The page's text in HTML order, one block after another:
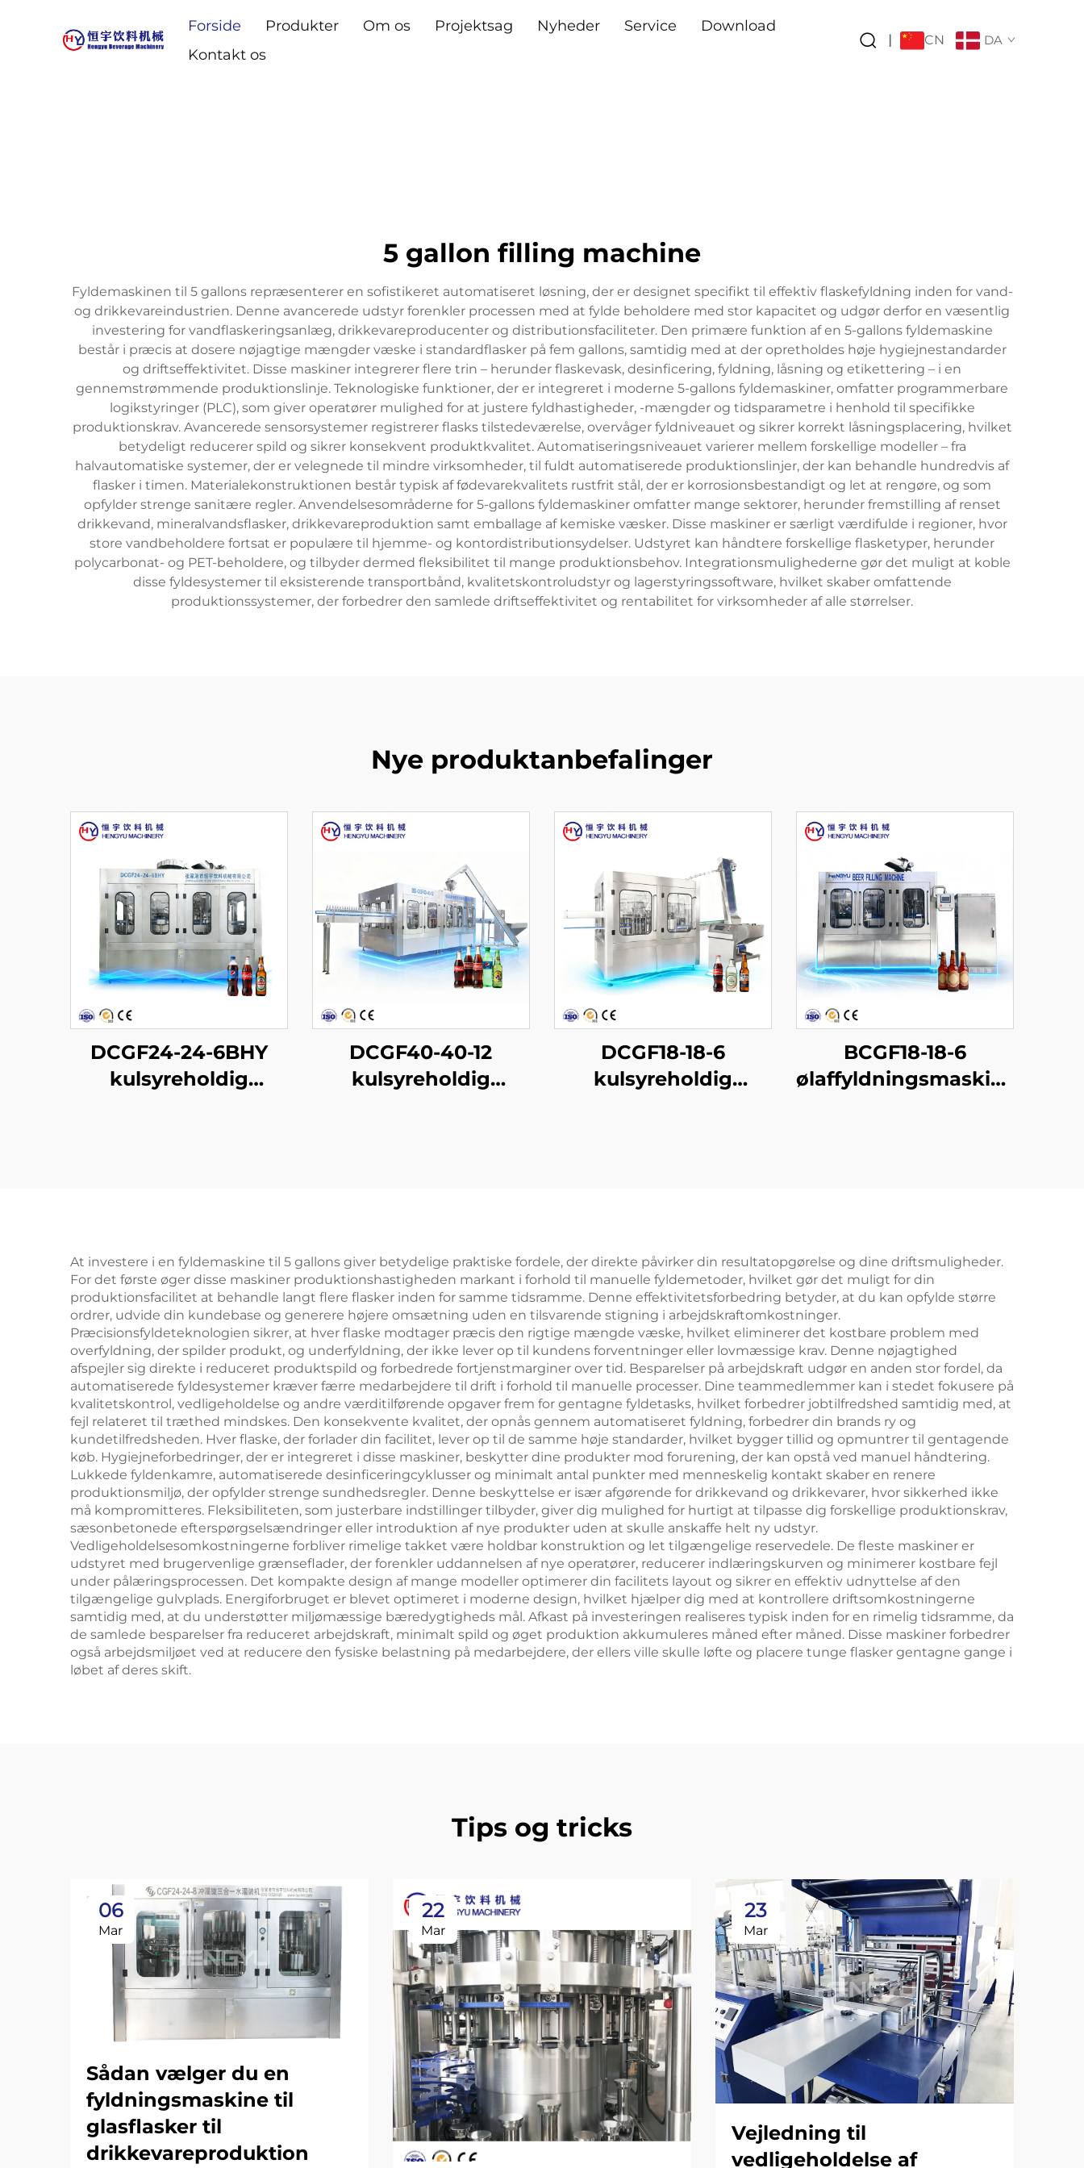
Forside Produkter Om os Projektsag Nyheder Service
Download
Kontakt os
| CN DA
5 gallon filling machine
Fyldemaskinen til 5 gallons repræsenterer en sofistikeret automatiseret løsning, der er designet specifikt til effektiv flaskefyldning inden for vand-
og drikkevareindustrien. Denne avancerede udstyr forenkler processen med at fylde beholdere med stor kapacitet og udgør derfor en væsentlig
investering for vandflaskeringsanlæg, drikkevareproducenter og distributionsfaciliteter. Den primære funktion af en 5-gallons fyldemaskine
består i præcis at dosere nøjagtige mængder væske i standardflasker på fem gallons, samtidig med at der opretholdes høje hygiejnestandarder
og driftseffektivitet. Disse maskiner integrerer flere trin – herunder flaskevask, desinficering, fyldning, låsning og etikettering – i en
gennemstrømmende produktionslinje. Teknologiske funktioner, der er integreret i moderne 5-gallons fyldemaskiner, omfatter programmerbare
logikstyringer (PLC), som giver operatører mulighed for at justere fyldhastigheder, -mængder og tidsparametre i henhold til specifikke
produktionskrav. Avancerede sensorsystemer registrerer flasks tilstedeværelse, overvåger fyldniveauet og sikrer korrekt låsningsplacering, hvilket
betydeligt reducerer spild og sikrer konsekvent produktkvalitet. Automatiseringsniveauet varierer mellem forskellige modeller – fra
halvautomatiske systemer, der er velegnede til mindre virksomheder, til fuldt automatiserede produktionslinjer, der kan behandle hundredvis af
flasker i timen. Materialekonstruktionen består typisk af fødevarekvalitets rustfrit stål, der er korrosionsbestandigt og let at rengøre, og som
opfylder strenge sanitære regler. Anvendelsesområderne for 5-gallons fyldemaskiner omfatter mange sektorer, herunder fremstilling af renset
drikkevand, mineralvandsflasker, drikkevareproduktion samt emballage af kemiske væsker. Disse maskiner er særligt værdifulde i regioner, hvor
store vandbeholdere fortsat er populære til hjemme- og kontordistributionsydelser. Udstyret kan håndtere forskellige flasketyper, herunder
polycarbonat- og PET-beholdere, og tilbyder dermed fleksibilitet til mange produktionsbehov. Integrationsmulighederne gør det muligt at koble
disse fyldesystemer til eksisterende transportbånd, kvalitetskontroludstyr og lagerstyringssoftware, hvilket skaber omfattende
produktionssystemer, der forbedrer den samlede driftseffektivitet og rentabilitet for virksomheder af alle størrelser.
Nye produktanbefalinger
DCGF24-24-6BHY
kulsyreholdig
DCGF40-40-12
kulsyreholdig
DCGF18-18-6
kulsyreholdig
BCGF18-18-6
ølaffyldningsmaskine-
At investere i en fyldemaskine til 5 gallons giver betydelige praktiske fordele, der direkte påvirker din resultatopgørelse og dine driftsmuligheder.
For det første øger disse maskiner produktionshastigheden markant i forhold til manuelle fyldemetoder, hvilket gør det muligt for din
produktionsfacilitet at behandle langt flere flasker inden for samme tidsramme. Denne effektivitetsforbedring betyder, at du kan opfylde større
ordrer, udvide din kundebase og generere højere omsætning uden en tilsvarende stigning i arbejdskraftomkostninger.
Præcisionsfyldeteknologien sikrer, at hver flaske modtager præcis den rigtige mængde væske, hvilket eliminerer det kostbare problem med
overfyldning, der spilder produkt, og underfyldning, der ikke lever op til kundens forventninger eller lovmæssige krav. Denne nøjagtighed
afspejler sig direkte i reduceret produktspild og forbedrede fortjenstmarginer over tid. Besparelser på arbejdskraft udgør en anden stor fordel, da
automatiserede fyldesystemer kræver færre medarbejdere til drift i forhold til manuelle processer. Dine teammedlemmer kan i stedet fokusere på
kvalitetskontrol, vedligeholdelse og andre værditilførende opgaver frem for gentagne fyldetasks, hvilket forbedrer jobtilfredshed samtidig med, at
fejl relateret til træthed mindskes. Den konsekvente kvalitet, der opnås gennem automatiseret fyldning, forbedrer din brands ry og
kundetilfredsheden. Hver flaske, der forlader din facilitet, lever op til de samme høje standarder, hvilket bygger tillid og opmuntrer til gentagende
køb. Hygiejneforbedringer, der er integreret i disse maskiner, beskytter dine produkter mod forurening, der kan opstå ved manuel håndtering.
Lukkede fyldenkamre, automatiserede desinficeringcyklusser og minimalt antal punkter med menneskelig kontakt skaber en renere
produktionsmiljø, der opfylder strenge sundhedsregler. Denne beskyttelse er især afgørende for drikkevand og drikkevarer, hvor sikkerhed ikke
må kompromitteres. Fleksibiliteten, som justerbare indstillinger tilbyder, giver dig mulighed for hurtigt at tilpasse dig forskellige produktionskrav,
sæsonbetonede efterspørgselsændringer eller introduktion af nye produkter uden at skulle anskaffe helt ny udstyr.
Vedligeholdelsesomkostningerne forbliver rimelige takket være holdbar konstruktion og let tilgængelige reservedele. De fleste maskiner er
udstyret med brugervenlige grænseflader, der forenkler uddannelsen af nye operatører, reducerer indlæringskurven og minimerer kostbare fejl
under pålæringsprocessen. Det kompakte design af mange modeller optimerer din facilitets layout og sikrer en effektiv udnyttelse af den
tilgængelige gulvplads. Energiforbruget er blevet optimeret i moderne design, hvilket hjælper dig med at kontrollere driftsomkostningerne
samtidig med, at du understøtter miljømæssige bæredygtigheds mål. Afkast på investeringen realiseres typisk inden for en rimelig tidsramme, da
de samlede besparelser fra reduceret arbejdskraft, minimalt spild og øget produktion akkumuleres måned efter måned. Disse maskiner forbedrer
også arbejdsmiljøet ved at reducere den fysiske belastning på medarbejdere, der ellers ville skulle løfte og placere tunge flasker gentagne gange i
løbet af deres skift.
Tips og tricks
06
Mar
Sådan vælger du en
fyldningsmaskine til
glasflasker til
drikkevareproduktion
22
Mar
23
Mar
Vejledning til
vedligeholdelse af